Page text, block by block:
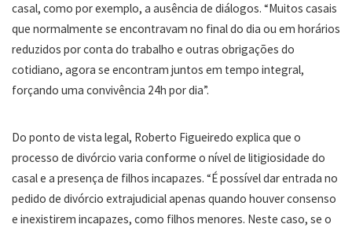
casal, como por exemplo, a ausência de diálogos. “Muitos casais
que normalmente se encontravam no final do dia ou em horários
reduzidos por conta do trabalho e outras obrigações do
cotidiano, agora se encontram juntos em tempo integral,
forçando uma convivência 24h por dia”.
Do ponto de vista legal, Roberto Figueiredo explica que o
processo de divórcio varia conforme o nível de litigiosidade do
casal e a presença de filhos incapazes. “É possível dar entrada no
pedido de divórcio extrajudicial apenas quando houver consenso
e inexistirem incapazes, como filhos menores. Neste caso, se o